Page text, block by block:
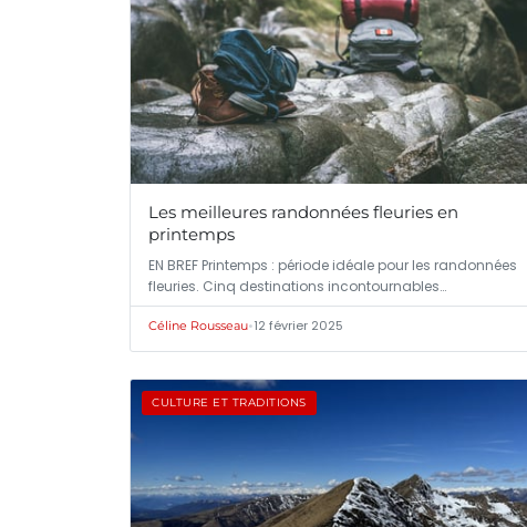
Les meilleures randonnées fleuries en
printemps
EN BREF Printemps : période idéale pour les randonnées
fleuries. Cinq destinations incontournables…
Céline Rousseau•12 février 2025
CULTURE ET TRADITIONS